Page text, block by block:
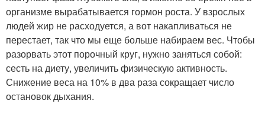
организме вырабатывается гормон роста. У взрослых
людей жир не расходуется, а вот накапливаться не
перестает, так что мы еще больше набираем вес. Чтобы
разорвать этот порочный круг, нужно заняться собой:
сесть на диету, увеличить физическую активность.
Снижение веса на 10% в два раза сокращает число
остановок дыхания.